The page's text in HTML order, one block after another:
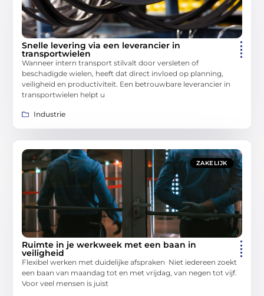
Snelle levering via een leverancier in
transportwielen
Wanneer intern transport stilvalt door versleten of
beschadigde wielen, heeft dat direct invloed op planning,
veiligheid en productiviteit. Een betrouwbare leverancier in
transportwielen helpt u
Industrie
ZAKELIJK
Ruimte in je werkweek met een baan in
veiligheid
Flexibel werken met duidelijke afspraken Niet iedereen zoekt
een baan van maandag tot en met vrijdag, van negen tot vijf.
Voor veel mensen is juist